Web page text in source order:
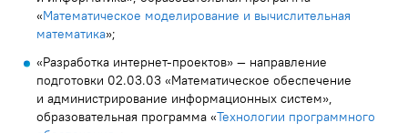
«Математическое моделирование и вычислительная
математика»;
«Разработка интернет-проектов» — направление
подготовки 02.03.03 «Математическое обеспечение
и администрирование информационных систем»,
образовательная программа «Технологии программного